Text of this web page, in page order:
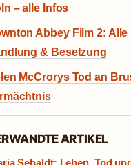
– alle Infos
Abbey Film 2:
& Besetzung
McCrorys Tod an
ARTIKEL
Sebaldt: Leben, Tod